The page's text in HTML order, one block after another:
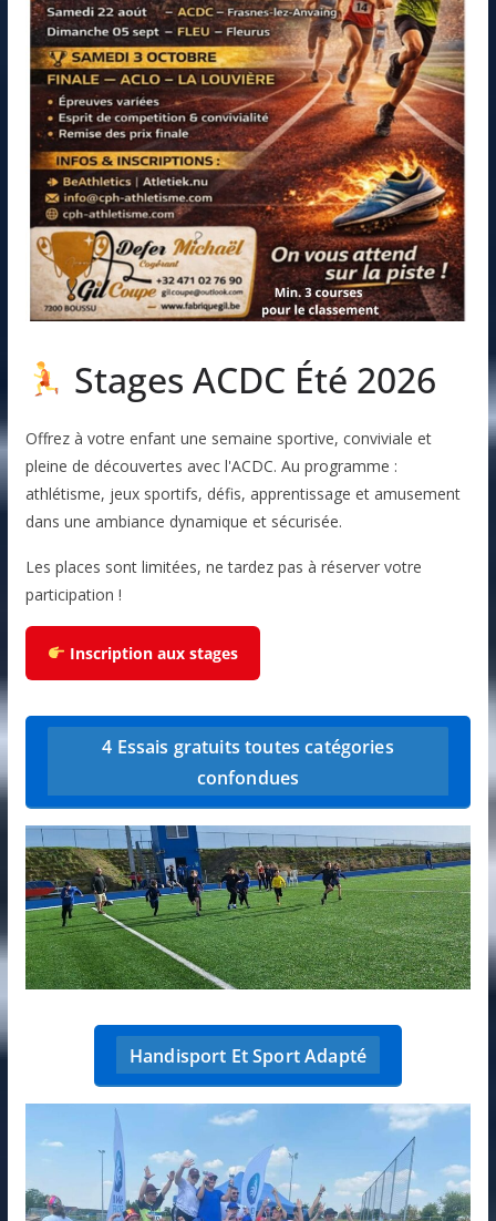
Stages ACDC Été 2026
Offrez à votre enfant une semaine sportive, conviviale et
pleine de découvertes avec l'ACDC. Au programme :
athlétisme, jeux sportifs, défis, apprentissage et amusement
dans une ambiance dynamique et sécurisée.
Les places sont limitées, ne tardez pas à réserver votre
participation !
Inscription aux stages
4 Essais gratuits toutes catégories
confondues
Handisport Et Sport Adapté